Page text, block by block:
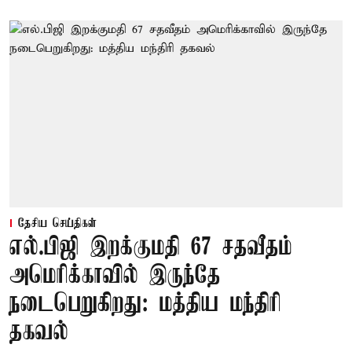
தேசிய செய்திகள்
எல்.பிஜி இறக்குமதி 67 சதவீதம்
அமெரிக்காவில் இருந்தே
நடைபெறுகிறது: மத்திய மந்திரி
தகவல்